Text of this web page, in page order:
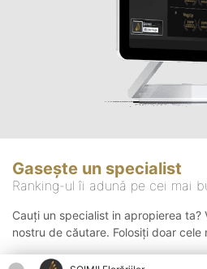
Gasește un specialist
Ranking-ul îi adună pe cei mai
Cauți un specialist in apropierea ta?
nostru de căutare. Folosiți doar cele